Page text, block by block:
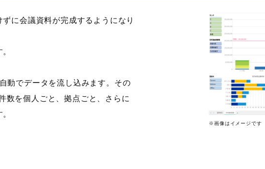
に会議資料が完成するようになり
動でデータを流し込みます。その
数を個人ごと、拠点ごと、さらに
※画像はイメージです